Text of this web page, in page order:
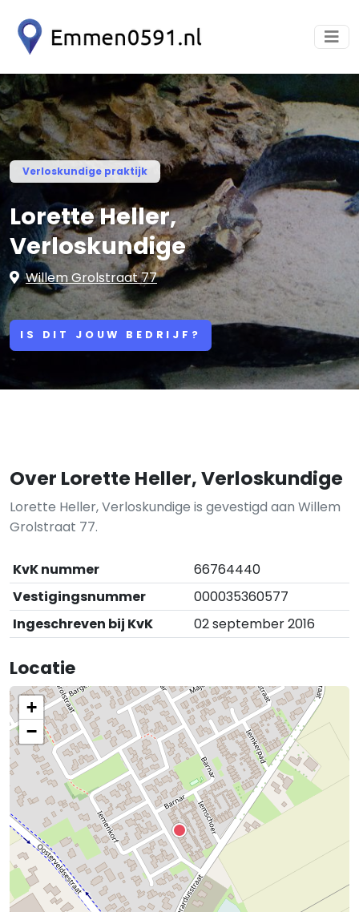
Verloskundige praktijk
Lorette Heller,
Verloskundige
Willem Grolstraat 77
IS DIT JOUW BEDRIJF?
Over Lorette Heller, Verloskundige
Lorette Heller, Verloskundige is gevestigd aan Willem
Grolstraat 77.
KvK nummer
66764440
Vestigingsnummer
000035360577
Ingeschreven bij KvK
02 september 2016
Locatie
+
−